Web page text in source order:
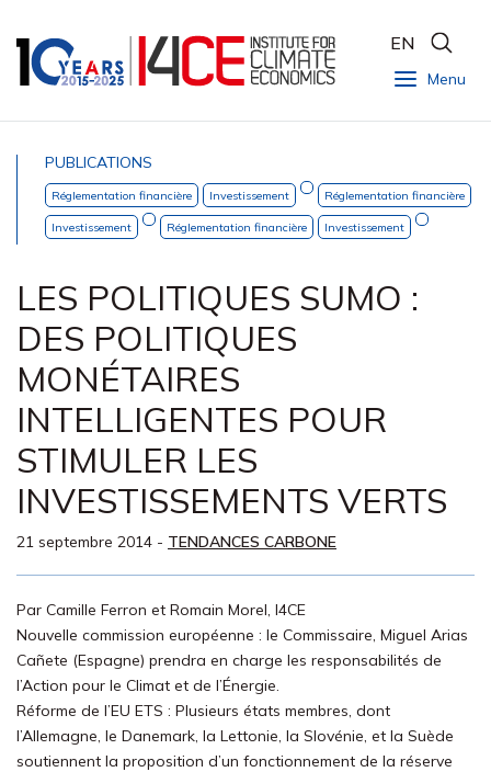
Menu
EN
PUBLICATIONS
Réglementation financière Investissement Réglementation financière
Investissement Réglementation financière Investissement
LES POLITIQUES SUMO :
DES POLITIQUES
MONÉTAIRES
INTELLIGENTES POUR
STIMULER LES
INVESTISSEMENTS VERTS
21 septembre 2014 - TENDANCES CARBONE
Par Camille Ferron et Romain Morel, I4CE
Nouvelle commission européenne : le Commissaire, Miguel Arias
Cañete (Espagne) prendra en charge les responsabilités de
l’Action pour le Climat et de l’Énergie.
Réforme de l’EU ETS : Plusieurs états membres, dont
l’Allemagne, le Danemark, la Lettonie, la Slovénie, et la Suède
soutiennent la proposition d’un fonctionnement de la réserve